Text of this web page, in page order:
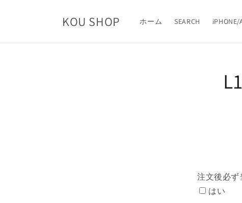
KOU SHOP ホーム SEARCH iPHONE/
報にス
注文後必ず
はい